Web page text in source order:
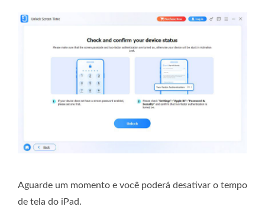
Aguarde um momento e você poderá desativar o tempo
de tela do iPad.